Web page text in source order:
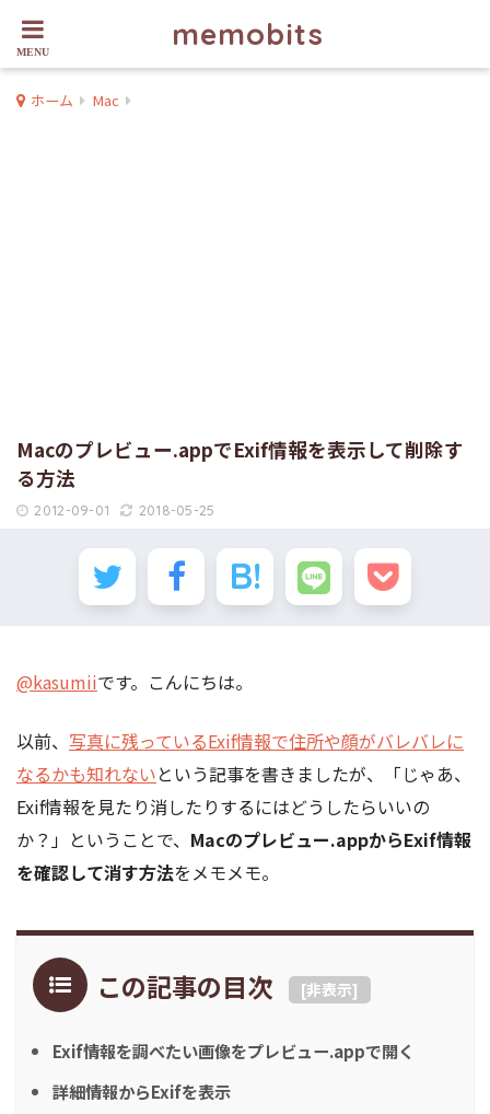
memobits
ホーム Mac
Macのプレビュー.appでExif情報を表示して削除す
る方法
2012-09-01 2018-05-25
@kasumiiです。こんにちは。
以前、 写真に残っているExif情報で住所や顔がバレバレに
なるかも知れないという記事を書きましたが、「じゃあ、
Exif情報を見たり消したりするにはどうしたらいいの
か？」ということで、 Macのプレビュー.appからExif情報
を確認して消す方法をメモメモ。
この記事の目次 [非表示]
Exif情報を調べたい画像をプレビュー.appで開く
詳細情報からExifを表示